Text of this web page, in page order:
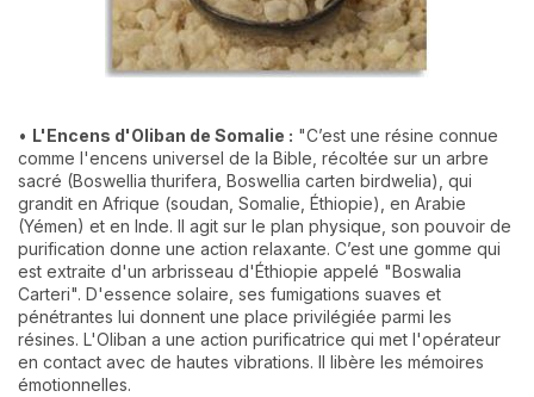
• L'Encens d'Oliban de Somalie : "C’est une résine connue
comme l'encens universel de la Bible, récoltée sur un arbre
sacré (Boswellia thurifera, Boswellia carten birdwelia), qui
grandit en Afrique (soudan, Somalie, Éthiopie), en Arabie
(Yémen) et en Inde. Il agit sur le plan physique, son pouvoir de
purification donne une action relaxante. C’est une gomme qui
est extraite d'un arbrisseau d'Éthiopie appelé "Boswalia
Carteri". D'essence solaire, ses fumigations suaves et
pénétrantes lui donnent une place privilégiée parmi les
résines. L'Oliban a une action purificatrice qui met l'opérateur
en contact avec de hautes vibrations. Il libère les mémoires
émotionnelles.